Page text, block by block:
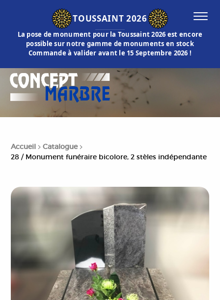
TOUSSAINT 2026
La pose de monument pour la Toussaint 2026 est encore
possible sur notre gamme de monuments en stock
Commande à valider avant le 15 Septembre 2026 !
Accueil
Catalogue
28 / Monument funéraire bicolore, 2 stèles indépendante